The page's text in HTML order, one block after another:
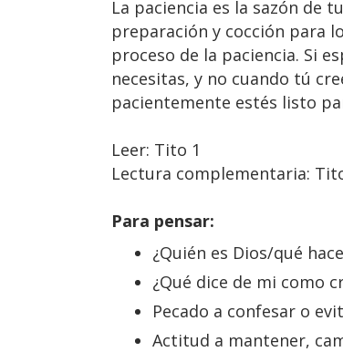
La paciencia es la sazón de
preparación y cocción para
proceso de la paciencia. Si
necesitas, y no cuando tú
pacientemente estés listo
Leer: Tito 1
Lectura complementaria:
Para pensar:
¿Quién es Dios/qué
¿Qué dice de mi como
Pecado a confesar o
Actitud a mantener,